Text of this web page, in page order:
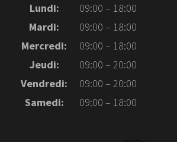
Lundi:
09:00 – 18:00
Mardi:
09:00 – 18:00
Mercredi:
09:00 – 18:00
Jeudi:
09:00 – 20:00
Vendredi:
09:00 – 20:00
Samedi:
09:00 – 18:00